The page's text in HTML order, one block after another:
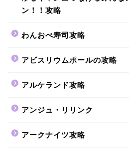
ン！！攻略
わんおぺ寿司攻略
アビスリウムポールの攻略
アルケランド攻略
アンジュ・リリンク
アークナイツ攻略